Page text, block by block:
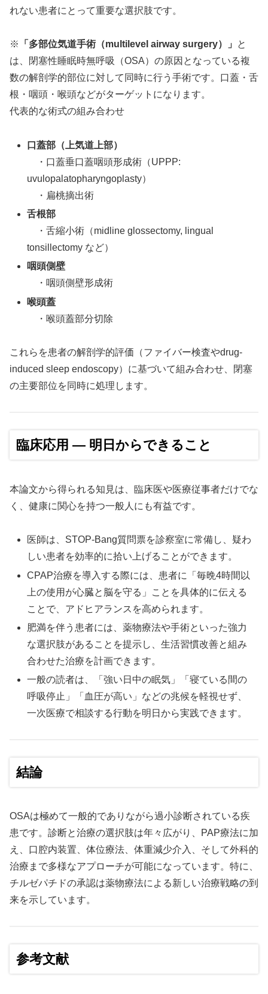
れない患者にとって重要な選択肢です。
※ 「多部位気道手術（multilevel airway surgery）」
と
は、閉塞性睡眠時無呼吸（OSA）の原因となっている複
数の解剖学的部位に対して同時に行う手術です。口蓋・舌
根・咽頭・喉頭などがターゲットになります。
代表的な術式の組み合わせ
口蓋部（上気道上部）
・口蓋垂口蓋咽頭形成術（UPPP:
uvulopalatopharyngoplasty）
・扁桃摘出術
舌根部
・舌縮小術（midline glossectomy, lingual
tonsillectomy など）
咽頭側壁
・咽頭側壁形成術
喉頭蓋
・喉頭蓋部分切除
これらを患者の解剖学的評価（ファイバー検査やdrug-
induced sleep endoscopy）に基づいて組み合わせ、閉塞
の主要部位を同時に処理します。
臨床応用 ― 明日からできること
本論文から得られる知見は、臨床医や医療従事者だけでな
く、健康に関心を持つ一般人にも有益です。
医師は、STOP-Bang質問票を診察室に常備し、疑わ
しい患者を効率的に拾い上げることができます。
CPAP治療を導入する際には、患者に「毎晩4時間以
上の使用が心臓と脳を守る」ことを具体的に伝える
ことで、アドヒアランスを高められます。
肥満を伴う患者には、薬物療法や手術といった強力
な選択肢があることを提示し、生活習慣改善と組み
合わせた治療を計画できます。
一般の読者は、「強い日中の眠気」「寝ている間の
呼吸停止」「血圧が高い」などの兆候を軽視せず、
一次医療で相談する行動を明日から実践できます。
結論
OSAは極めて一般的でありながら過小診断されている疾
患です。診断と治療の選択肢は年々広がり、PAP療法に加
え、口腔内装置、体位療法、体重減少介入、そして外科的
治療まで多様なアプローチが可能になっています。特に、
チルゼパチドの承認は薬物療法による新しい治療戦略の到
来を示しています。
参考文献